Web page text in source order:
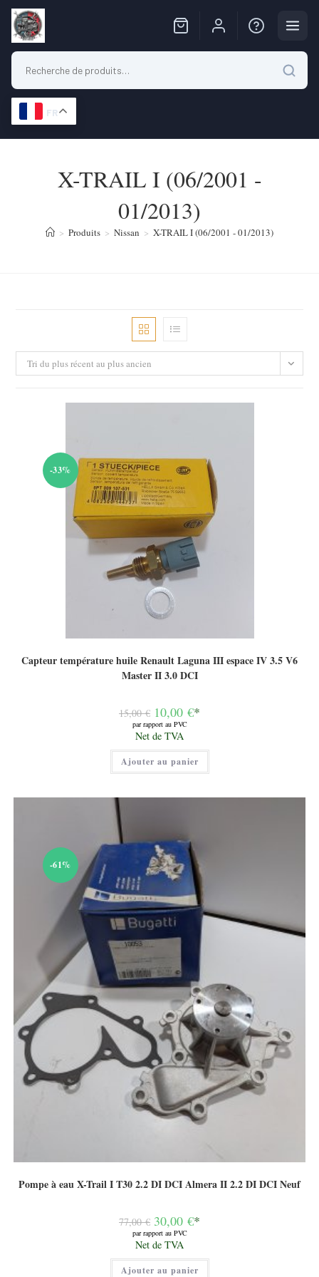
FR
X-TRAIL I (06/2001 -
01/2013)
> Produits > Nissan > X-TRAIL I (06/2001 - 01/2013)
Tri du plus récent au plus ancien
-33%
Capteur température huile Renault Laguna III espace IV 3.5 V6
Master II 3.0 DCI
15,00€ Le
prix
initial
était :
15,00 €.
10,00 €*
par rapport au PVC
Le
prix
actuel
est :
10,00 €.
Net de TVA
Ajouter au panier
-61%
Pompe à eau X-Trail I T30 2.2 DI DCI Almera II 2.2 DI DCI Neuf
77,00€ Le
prix
initial
était :
77,00 €.
30,00 €*
par rapport au PVC
Le
prix
actuel
est :
Net de TVA
Ajouter au panier